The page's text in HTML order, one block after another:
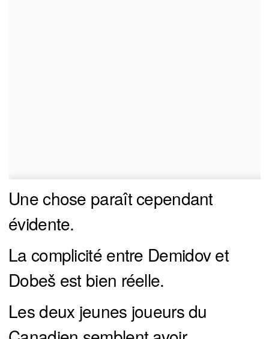
Une chose paraît cependant
évidente.
La complicité entre Demidov et
Dobeš est bien réelle.
Les deux jeunes joueurs du